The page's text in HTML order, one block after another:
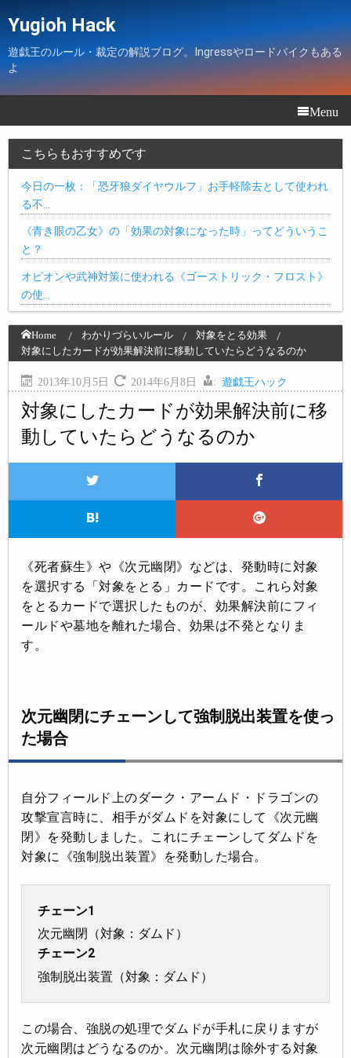
Yugioh Hack
遊戯王のルール・裁定の解説ブログ。Ingressやロードバイクもある
よ
Menu
こちらもおすすめです
今日の一枚：「恐牙狼ダイヤウルフ」お手軽除去として使われ
る不…
《青き眼の乙女》の「効果の対象になった時」ってどういうこ
と？
オピオンや武神対策に使われる《ゴーストリック・フロスト》
の使…
Home わかりづらいルール
対象をとる効果
対象にしたカードが効果解決前に移動していたらどうなるのか
2013年10月5日 2014年6月8日 : 遊戯王ハック
対象にしたカードが効果解決前に移
動していたらどうなるのか
《死者蘇生》や《次元幽閉》などは、発動時に対象
を選択する「対象をとる」カードです。これら対象
をとるカードで選択したものが、効果解決前にフィ
ールドや墓地を離れた場合、効果は不発となりま
す。
次元幽閉にチェーンして強制脱出装置を使っ
た場合
自分フィールド上のダーク・アームド・ドラゴンの
攻撃宣言時に、相手がダムドを対象にして《次元幽
閉》を発動しました。これにチェーンしてダムドを
対象に《強制脱出装置》を発動した場合。
チェーン1
次元幽閉（対象：ダムド）
チェーン2
強制脱出装置（対象：ダムド）
この場合、強脱の処理でダムドが手札に戻りますが
次元幽閉はどうなるのか。次元幽閉は除外する対象